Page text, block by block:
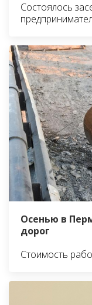
Состоялось
Осенью в
дорог
Стоимость